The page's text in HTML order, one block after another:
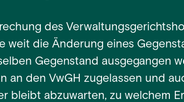
des
weit die Änderung eines
Gegenstand ausgegangen
an den VwGH zugelassen und
bleibt abzuwarten, zu welchem